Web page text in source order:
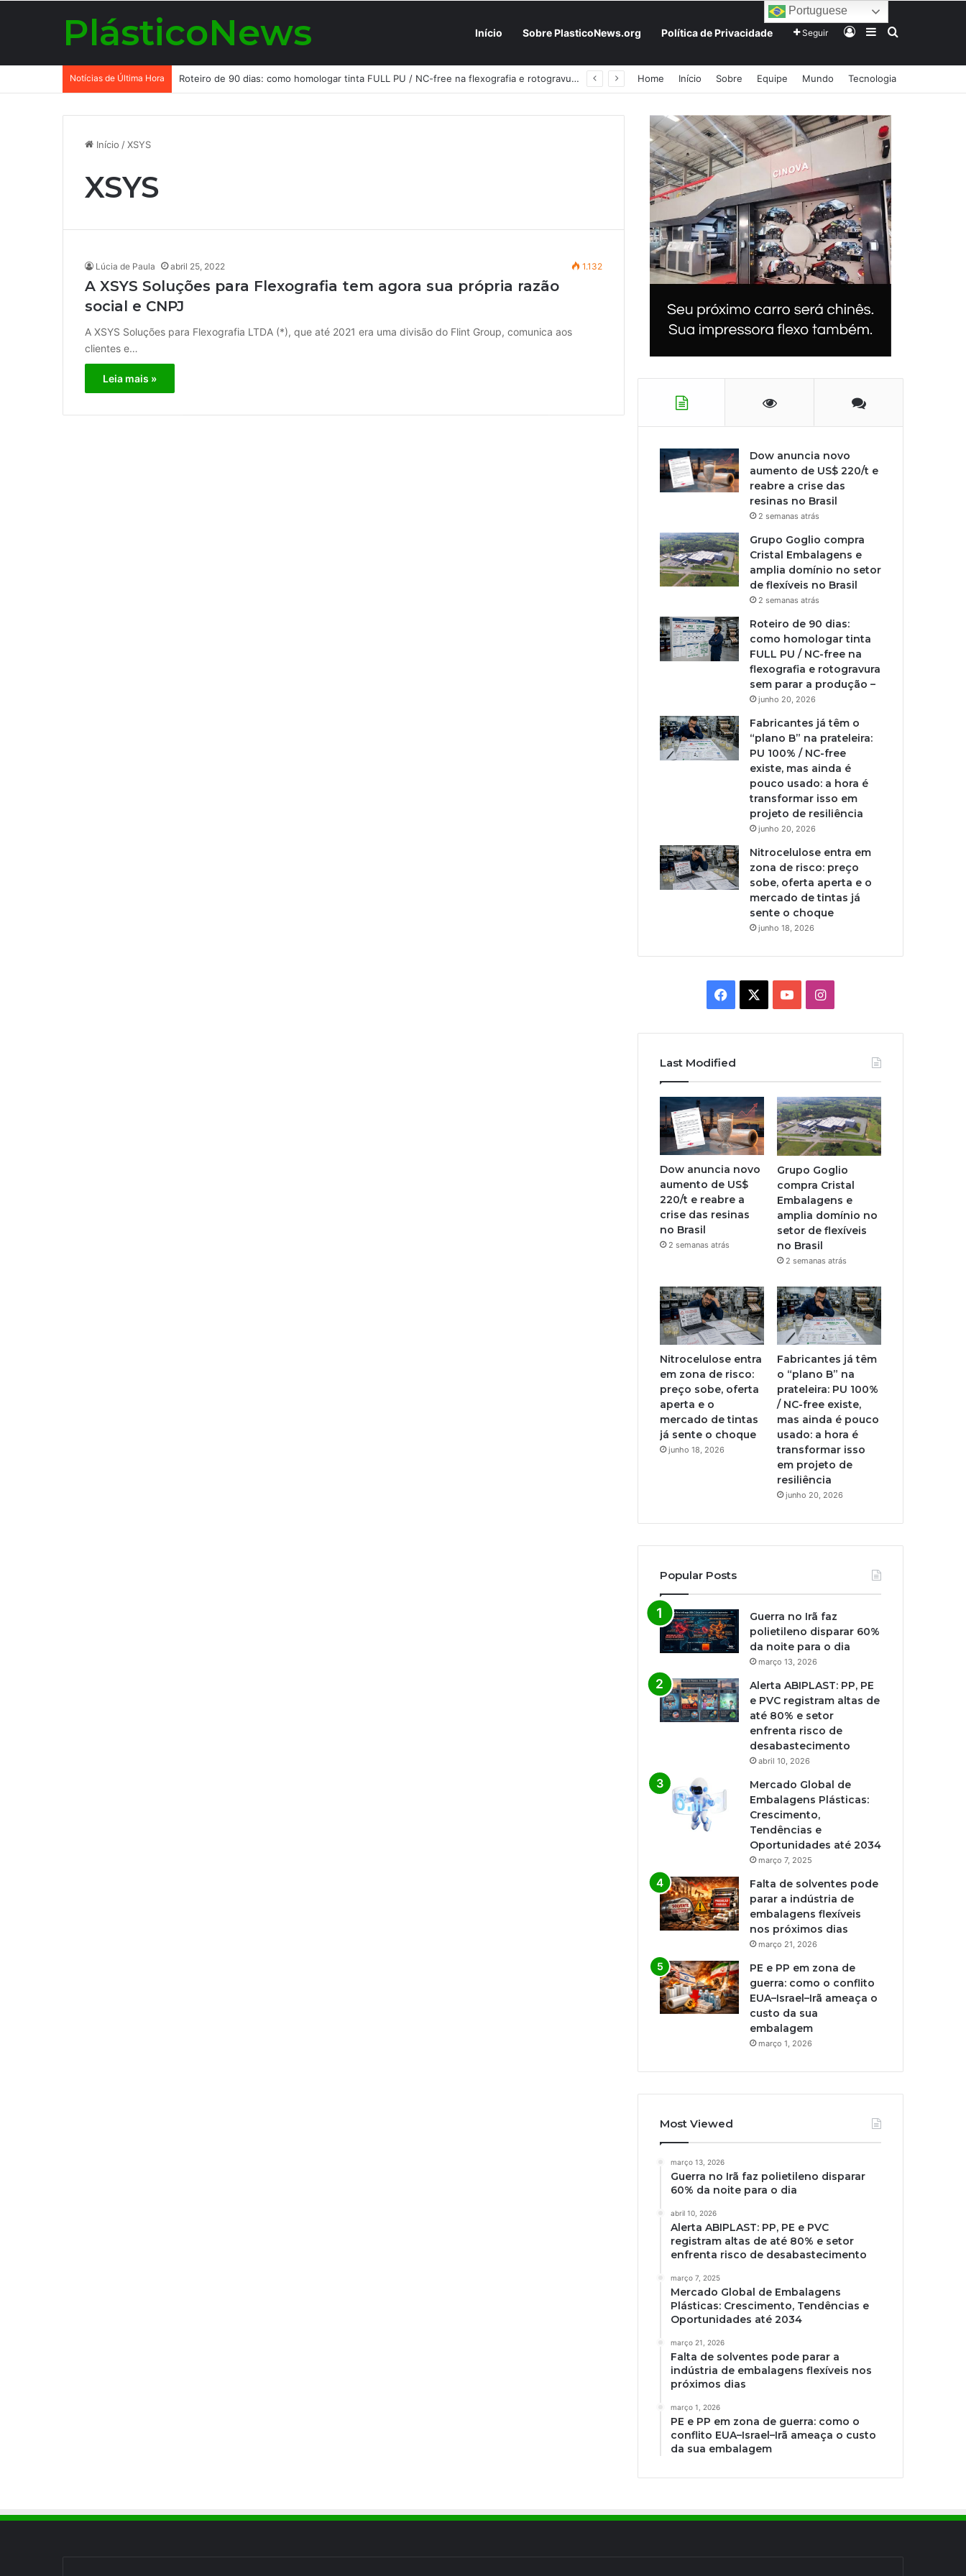
PlásticoNews Início Sobre PlasticoNews.org Política de Privacidade Seguir EntrarBarra Lateral
Procurar por
Notícias de Última Hora Fabricantes já têm o “plano B” na prateleira: PU 100% / NC-free existe, mas ainda é pouco usado: a hora é transformar isso em projeto de resiliência Home Início Sobre Equipe Mundo Tecnologia
Início /XSYS
XSYS
Lúcia de Paula abril 25, 2022 1.132
A XSYS Soluções para Flexografia tem agora sua própria razão
social e CNPJ
A XSYS Soluções para Flexografia LTDA (*), que até 2021 era uma divisão do Flint Group, comunica aos
clientes e…
Leia mais »
Dow anuncia novo
aumento de US$ 220/t e
reabre a crise das
resinas no Brasil
2 semanas atrás
Grupo Goglio compra
Cristal Embalagens e
amplia domínio no setor
de flexíveis no Brasil
2 semanas atrás
Roteiro de 90 dias:
como homologar tinta
FULL PU / NC-free na
flexografia e rotogravura
sem parar a produção –
junho 20, 2026
Fabricantes já têm o
“plano B” na prateleira:
PU 100% / NC-free
existe, mas ainda é
pouco usado: a hora é
transformar isso em
projeto de resiliência
junho 20, 2026
Nitrocelulose entra em
zona de risco: preço
sobe, oferta aperta e o
mercado de tintas já
sente o choque
junho 18, 2026
Facebook YouTubeInstagram
Last Modified
Dow anuncia novo
aumento de US$
220/t e reabre a
crise das resinas
no Brasil
2 semanas atrás
Grupo Goglio
compra Cristal
Embalagens e
amplia domínio no
setor de flexíveis
no Brasil
2 semanas atrás
Nitrocelulose entra
em zona de risco:
preço sobe, oferta
aperta e o
mercado de tintas
já sente o choque
junho 18, 2026
Fabricantes já têm
o “plano B” na
prateleira: PU 100%
/ NC-free existe,
mas ainda é pouco
usado: a hora é
transformar isso
em projeto de
resiliência
junho 20, 2026
Popular Posts
Guerra no Irã faz
polietileno disparar 60%
da noite para o dia
março 13, 2026
Alerta ABIPLAST: PP, PE
e PVC registram altas de
até 80% e setor
enfrenta risco de
desabastecimento
abril 10, 2026
Mercado Global de
Embalagens Plásticas:
Crescimento,
Tendências e
Oportunidades até 2034
março 7, 2025
Falta de solventes pode
parar a indústria de
embalagens flexíveis
nos próximos dias
março 21, 2026
PE e PP em zona de
guerra: como o conflito
EUA–Israel–Irã ameaça o
custo da sua
embalagem
março 1, 2026
Most Viewed
março 13, 2026
Guerra no Irã faz polietileno disparar
60% da noite para o dia
abril 10, 2026
Alerta ABIPLAST: PP, PE e PVC
registram altas de até 80% e setor
enfrenta risco de desabastecimento
março 7, 2025
Mercado Global de Embalagens
Plásticas: Crescimento, Tendências e
Oportunidades até 2034
março 21, 2026
Falta de solventes pode parar a
indústria de embalagens flexíveis nos
próximos dias
março 1, 2026
PE e PP em zona de guerra: como o
conflito EUA–Israel–Irã ameaça o custo
da sua embalagem
Portuguese